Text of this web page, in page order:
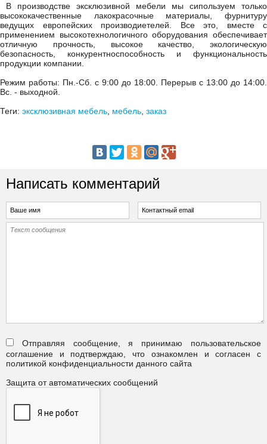
В производстве эксклюзивной мебели мы сипользуем только
высококачественные лакокрасочные материалы, фурнитуру
ведущих европейских производиетелей. Все это, вместе с
применением высокотехнологичного оборудования обеспечивает
отличную прочность, высокое качество, экологическую
безопасность, конкурентноспособность и функциональность
продукции компании.
Режим работы: Пн.-Сб. с 9:00 до 18:00. Перерыв с 13:00 до 14:00.
Вс. - выходной.
Теги: эксклюзивная мебель мебель заказ
Написать комментарий
Отправляя сообщение, я принимаю пользовательское
соглашение и подтверждаю, что ознакомлен и согласен с
политикой конфиденциальности данного сайта
Защита от автоматических сообщений